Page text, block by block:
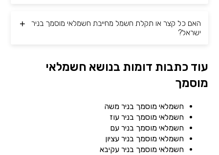
האם כל קצר או תקלת חשמל מחייבת חשמלאי מוסמך בניר
ישראל?
עוד כתבות דומות בנושא חשמלאי
מוסמך
חשמלאי מוסמך בניר משה
חשמלאי מוסמך בניר עוז
חשמלאי מוסמך בניר עם
חשמלאי מוסמך בניר עציון
חשמלאי מוסמך בניר עקיבא